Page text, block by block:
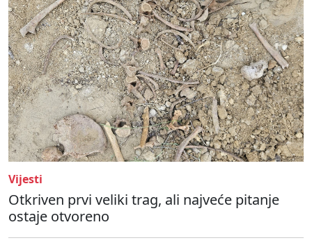
Vijesti
Otkriven prvi veliki trag, ali najveće pitanje
ostaje otvoreno